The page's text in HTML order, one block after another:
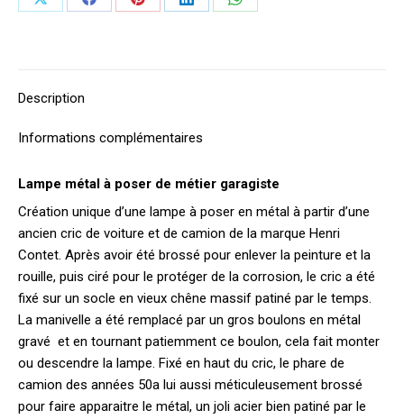
PartagerPartagerPartagerPartagerPartager
Description
Informations complémentaires
Lampe métal à poser de métier garagiste
Création unique d’une lampe à poser en métal à partir d’une
ancien cric de voiture et de camion de la marque Henri
Contet. Après avoir été brossé pour enlever la peinture et la
rouille, puis ciré pour le protéger de la corrosion, le cric a été
fixé sur un socle en vieux chêne massif patiné par le temps.
La manivelle a été remplacé par un gros boulons en métal
gravé et en tournant patiemment ce boulon, cela fait monter
ou descendre la lampe. Fixé en haut du cric, le phare de
camion des années 50a lui aussi méticuleusement brossé
pour faire apparaitre le métal, un joli acier bien patiné par le